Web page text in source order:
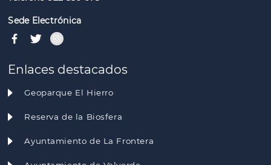
Sede Electrónica
Enlaces destacados
Geoparque El Hierro
Reserva de la Biosfera
Ayuntamiento de La Frontera